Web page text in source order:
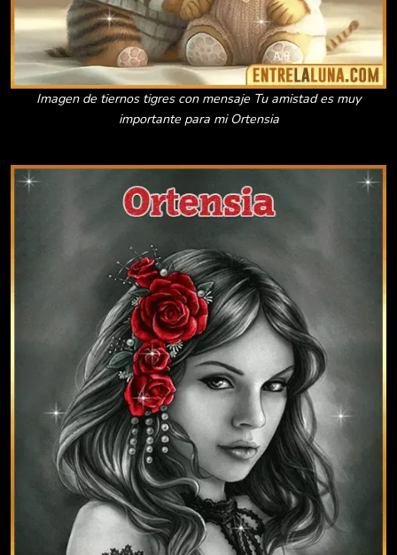
Imagen de tiernos tigres con mensaje Tu amistad es muy
importante para mi Ortensia